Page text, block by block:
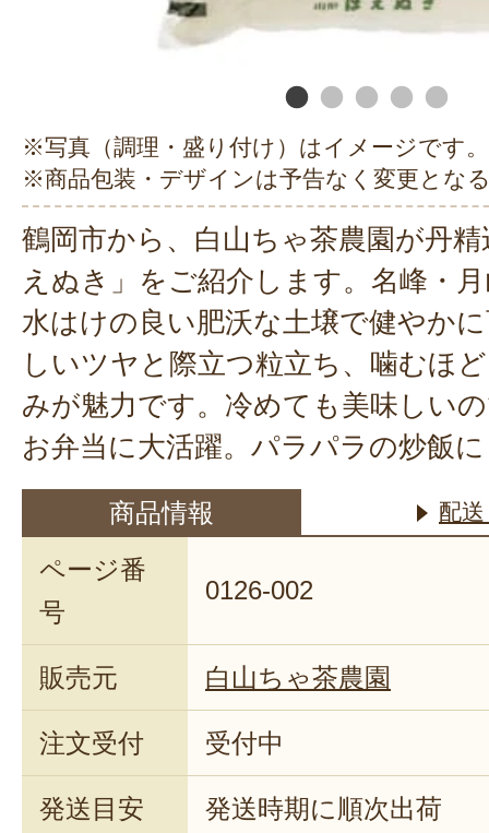
※写真（調理・盛り付け）はイメージです。
※商品包装・デザインは予告なく変更とな
鶴岡市から、白山ちゃ茶農園が丹
えぬき」をご紹介します。名峰・
水はけの良い肥沃な土壌で健やか
しいツヤと際立つ粒立ち、噛むほ
みが魅力です。冷めても美味しい
お弁当に大活躍。パラパラの炒飯
商品情報 配
ページ番
号
0126-002
販売元 白山ちゃ茶農園
注文受付 受付中
発送目安 発送時期に順次出荷